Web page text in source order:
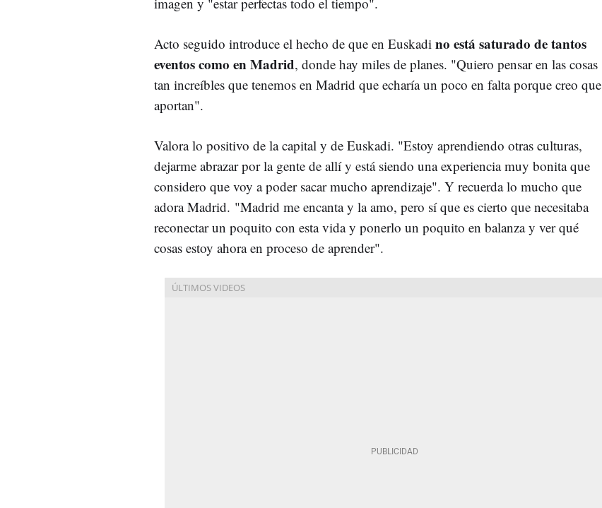
Acto seguido introduce el hecho de que en Euskadi no está saturado de tantos
eventos como en Madrid, donde hay miles de planes. "Quiero pensar en las cosas
tan increíbles que tenemos en Madrid que echaría un poco en falta porque creo que
aportan".
Valora lo positivo de la capital y de Euskadi. "Estoy aprendiendo otras culturas,
dejarme abrazar por la gente de allí y está siendo una experiencia muy bonita que
considero que voy a poder sacar mucho aprendizaje". Y recuerda lo mucho que
adora Madrid. "Madrid me encanta y la amo, pero sí que es cierto que necesitaba
reconectar un poquito con esta vida y ponerlo un poquito en balanza y ver qué
cosas estoy ahora en proceso de aprender".